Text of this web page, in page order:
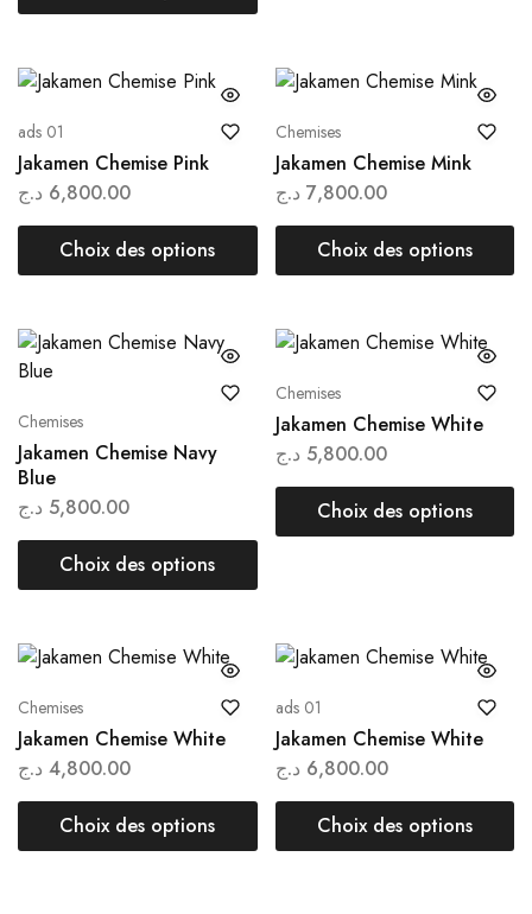
ads 01
Jakamen Chemise Pink
6,800.00 د.ج
Choix des options
Chemises
Jakamen Chemise Mink
7,800.00 د.ج
Choix des options
Chemises
Jakamen Chemise Navy
Blue
5,800.00 د.ج
Choix des options
Chemises
Jakamen Chemise White
5,800.00 د.ج
Choix des options
Chemises
Jakamen Chemise White
4,800.00 د.ج
Choix des options
ads 01
Jakamen Chemise White
6,800.00 د.ج
Choix des options